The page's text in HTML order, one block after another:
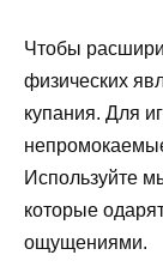
Чтобы
физических
купания. Для
Используйте
которые
ощущениями.